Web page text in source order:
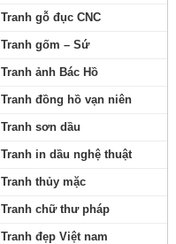
Tranh gỗ đục CNC
Tranh gốm – Sứ
Tranh ảnh Bác Hồ
Tranh đồng hồ vạn niên
Tranh sơn dầu
Tranh in dầu nghệ thuật
Tranh thủy mặc
Tranh chữ thư pháp
Tranh đẹp Việt nam